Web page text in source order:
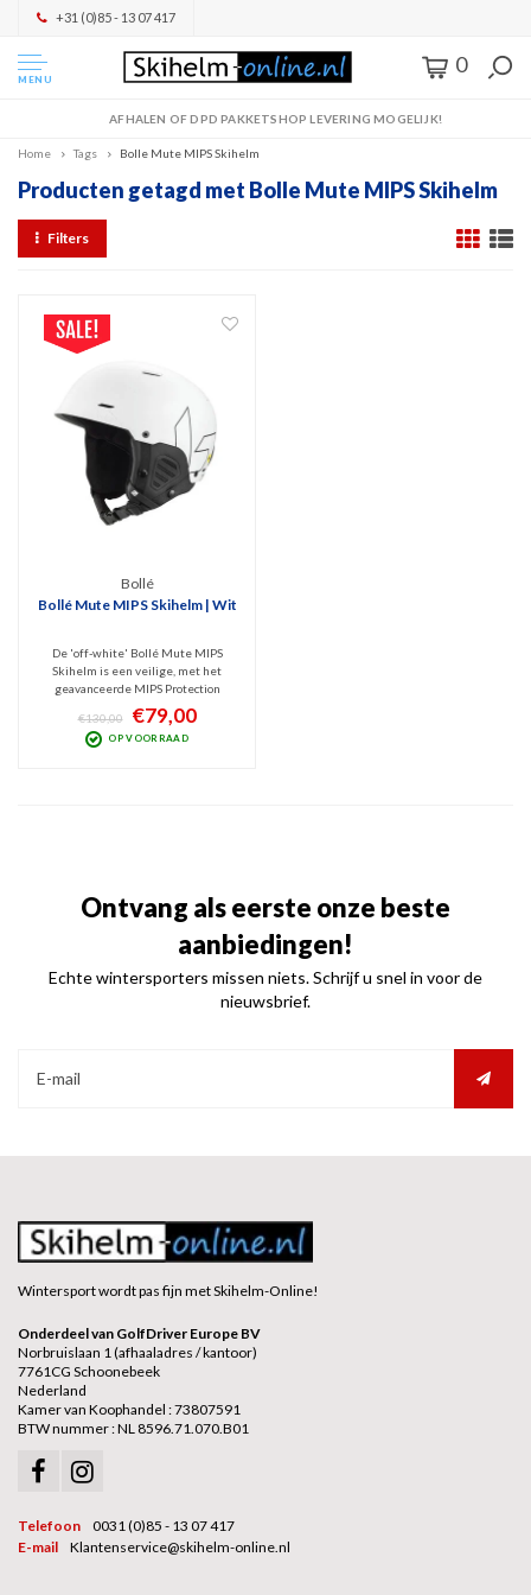
+31 (0)85 - 13 07 417
MENU
0
AFHALEN OF DPD PAKKETSHOP LEVERING MOGELIJK!
Home Tags Bolle Mute MIPS Skihelm
Producten getagd met Bolle Mute MIPS Skihelm
Filters
Bollé
Bollé Mute MIPS Skihelm | Wit
De 'off-white' Bollé Mute MIPS
Skihelm is een veilige, met het
geavanceerde MIPS Protection
systeem opgewaardeerde Hardshell
ABS helm. Vindt u de piste al snel te
saai? Met deze sterke alleskunner
€130,00 €79,00
OP VOORRAAD
Ontvang als eerste onze beste
aanbiedingen!
Echte wintersporters missen niets. Schrijf u snel in voor de
nieuwsbrief.
Wintersport wordt pas fijn met Skihelm-Online!
Onderdeel van GolfDriver Europe BV
Norbruislaan 1 (afhaaladres / kantoor)
7761CG Schoonebeek
Nederland
Kamer van Koophandel : 73807591
BTW nummer : NL 8596.71.070.B01
Telefoon
0031 (0)85 - 13 07 417
E-mail
Klantenservice@skihelm-online.nl